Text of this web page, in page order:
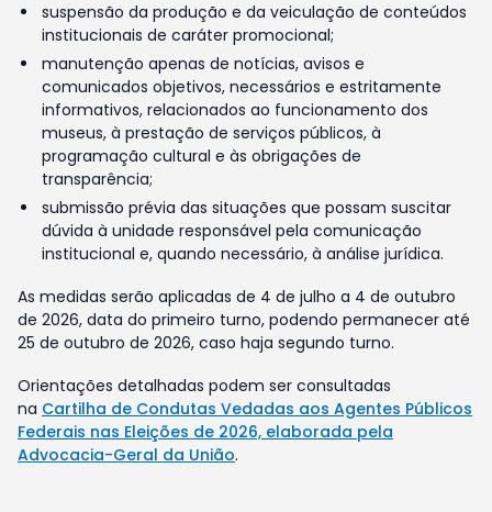
suspensão da produção e da veiculação de conteúdos
institucionais de caráter promocional;
manutenção apenas de notícias, avisos e
comunicados objetivos, necessários e estritamente
informativos, relacionados ao funcionamento dos
museus, à prestação de serviços públicos, à
programação cultural e às obrigações de
transparência;
submissão prévia das situações que possam suscitar
dúvida à unidade responsável pela comunicação
institucional e, quando necessário, à análise jurídica.
As medidas serão aplicadas de 4 de julho a 4 de outubro
de 2026, data do primeiro turno, podendo permanecer até
25 de outubro de 2026, caso haja segundo turno.
Orientações detalhadas podem ser consultadas
na Cartilha de Condutas Vedadas aos Agentes Públicos
Federais nas Eleições de 2026, elaborada pela
Advocacia-Geral da União.